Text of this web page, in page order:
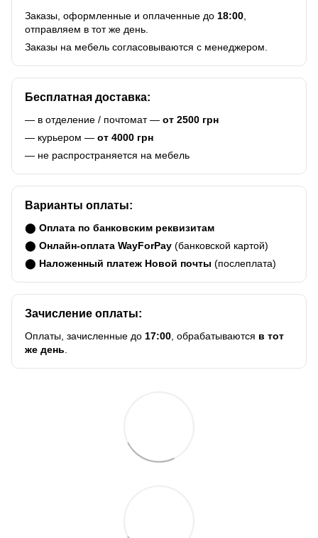
Заказы, оформленные и оплаченные до 18:00
отправляем в тот же день.
Заказы на мебель согласовываются с менеджером.
Бесплатная доставка:
— в отделение / почтомат — от 2500 грн
— курьером — от 4000 грн
— не распространяется на мебель
Варианты оплаты:
⬤ Оплата по банковским реквизитам
⬤ Онлайн-оплата WayForPay (банковской картой)
⬤ Наложенный платеж Новой почты (послеплата)
Зачисление оплаты:
Оплаты, зачисленные до 17:00 , обрабатываются в тот
же день